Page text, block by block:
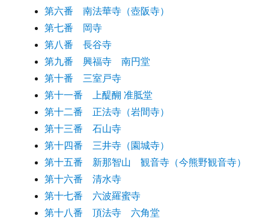
第六番 南法華寺（壺阪寺）
第七番 岡寺
第八番 長谷寺
第九番 興福寺 南円堂
第十番 三室戸寺
第十一番 上醍醐 准胝堂
第十二番 正法寺（岩間寺）
第十三番 石山寺
第十四番 三井寺（園城寺）
第十五番 新那智山 観音寺（今熊野観音寺）
第十六番 清水寺
第十七番 六波羅蜜寺
第十八番 頂法寺 六角堂